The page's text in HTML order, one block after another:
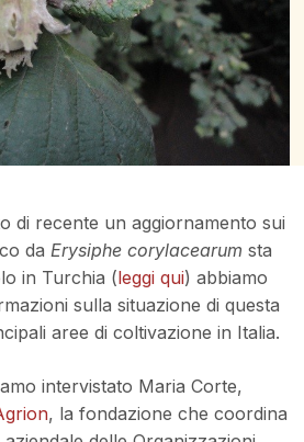
di recente un aggiornamento sui
da Erysiphe corylacearum sta
in Turchia (leggi qui) abbiamo
sulla situazione di questa
aree di coltivazione in Italia.
intervistato Maria Corte,
, la fondazione che coordina